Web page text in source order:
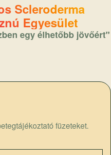
Scleroderma
Egyesület
egy élhetőbb jövőért"
füzeteket.